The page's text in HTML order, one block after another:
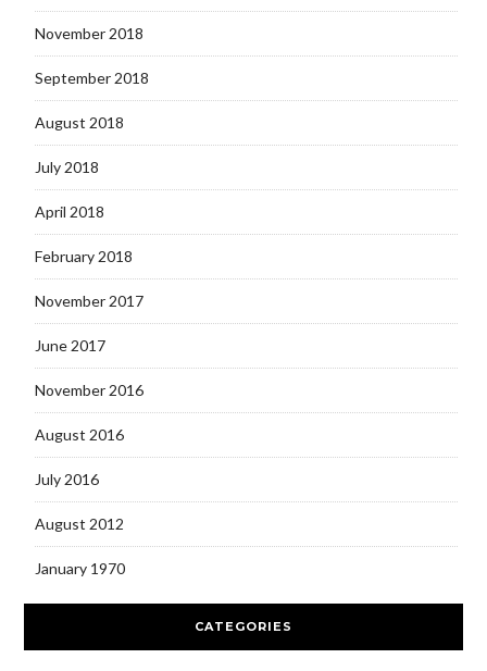
November 2018
September 2018
August 2018
July 2018
April 2018
February 2018
November 2017
June 2017
November 2016
August 2016
July 2016
August 2012
January 1970
CATEGORIES